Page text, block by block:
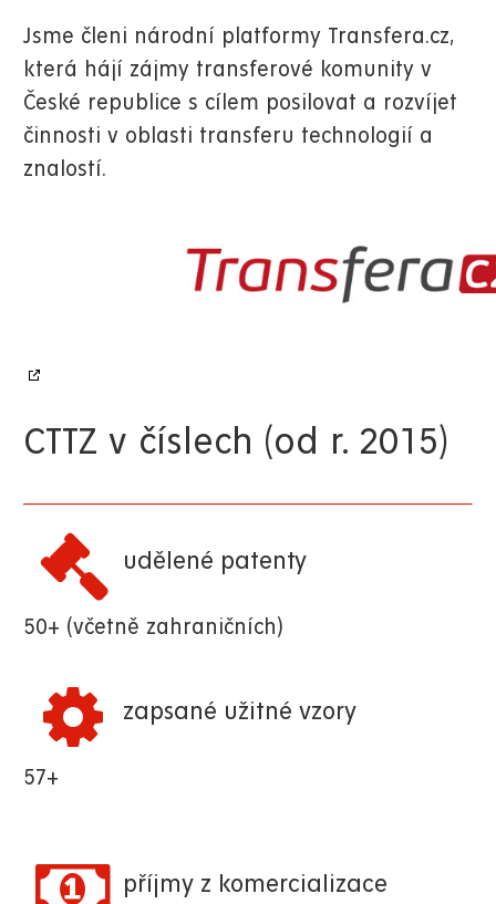
Jsme členi národní platformy Transfera.cz,
která hájí zájmy transferové komunity v
České republice s cílem posilovat a rozvíjet
činnosti v oblasti transferu technologií a
znalostí.
CTTZ v číslech (od r. 2015)
udělené patenty
50+ (včetně zahraničních)
zapsané užitné vzory
57+
příjmy z komercializace